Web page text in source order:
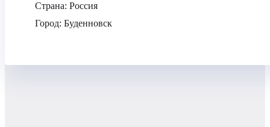
Страна: Россия
Город: Буденновск